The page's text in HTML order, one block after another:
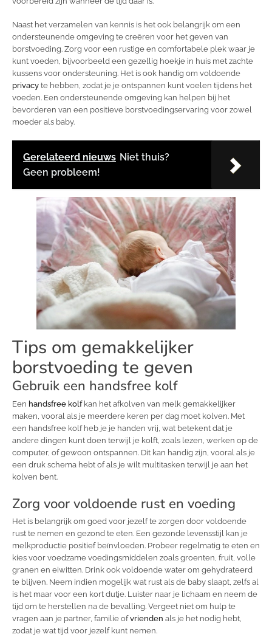
Naast het verzamelen van kennis is het ook belangrijk om een
ondersteunende omgeving te creëren voor het geven van
borstvoeding. Zorg voor een rustige en comfortabele plek waar je
kunt voeden, bijvoorbeeld een gezellig hoekje in huis met zachte
kussens voor ondersteuning. Het is ook handig om voldoende
privacy te hebben, zodat je je ontspannen kunt voelen tijdens het
voeden. Een ondersteunende omgeving kan helpen bij het
bevorderen van een positieve borstvoedingservaring voor zowel
moeder als baby.
Gerelateerd nieuws Niet thuis?
Geen probleem!
Tips om gemakkelijker
borstvoeding te geven
Gebruik een handsfree kolf
Een handsfree kolfkan het afkolven van melk gemakkelijker
maken, vooral als je meerdere keren per dag moet kolven. Met
een handsfree kolf heb je je handen vrij, wat betekent dat je
andere dingen kunt doen terwijl je kolft, zoals lezen, werken op de
computer, of gewoon ontspannen. Dit kan handig zijn, vooral als je
een druk schema hebt of als je wilt multitasken terwijl je aan het
kolven bent.
Zorg voor voldoende rust en voeding
Het is belangrijk om goed voor jezelf te zorgen door voldoende
rust te nemen en gezond te eten. Een gezonde levensstijl kan je
melkproductie positief beïnvloeden. Probeer regelmatig te eten en
kies voor voedzame voedingsmiddelen zoals groenten, fruit, volle
granen en eiwitten. Drink ook voldoende water om gehydrateerd
te blijven. Neem indien mogelijk wat rust als de baby slaapt, zelfs al
is het maar voor een kort dutje. Luister naar je lichaam en neem de
tijd om te herstellen na de bevalling. Vergeet niet om hulp te
vragen aan je partner, familie ofvrienden als je het nodig hebt,
zodat je wat tijd voor jezelf kunt nemen.